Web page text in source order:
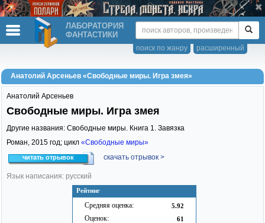
ЛАБОРАТОРИЯ
ФАНТАСТИКИ
расширенный
поиск по жанру
Анатолий Арсеньев «Свободные миры. Игра змея»
Рейтинг
Средняя оценка: 5.92
Оценок: 61
Анатолий Арсеньев
Свободные миры. Игра змея
Другие названия: Свободные миры. Книга 1. Завязка
Роман, 2015 год; цикл «Свободные миры»
читать отрывок скачать отрывок >
Язык написания: русский